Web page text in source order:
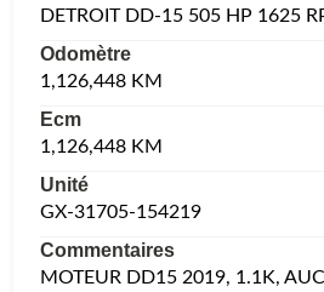
DETROIT DD-15 505 HP 1625
Odomètre
1,126,448 KM
Ecm
1,126,448 KM
Unité
GX-31705-154219
Commentaires
MOTEUR DD15 2019, 1.1K,